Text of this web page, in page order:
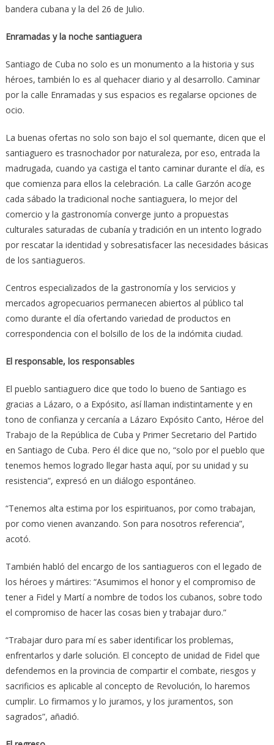
bandera cubana y la del 26 de Julio.
Enramadas y la noche santiaguera
Santiago de Cuba no solo es un monumento a la historia y sus
héroes, también lo es al quehacer diario y al desarrollo. Caminar
por la calle Enramadas y sus espacios es regalarse opciones de
ocio.
La buenas ofertas no solo son bajo el sol quemante, dicen que el
santiaguero es trasnochador por naturaleza, por eso, entrada la
madrugada, cuando ya castiga el tanto caminar durante el día, es
que comienza para ellos la celebración. La calle Garzón acoge
cada sábado la tradicional noche santiaguera, lo mejor del
comercio y la gastronomía converge junto a propuestas
culturales saturadas de cubanía y tradición en un intento logrado
por rescatar la identidad y sobresatisfacer las necesidades básicas
de los santiagueros.
Centros especializados de la gastronomía y los servicios y
mercados agropecuarios permanecen abiertos al público tal
como durante el día ofertando variedad de productos en
correspondencia con el bolsillo de los de la indómita ciudad.
El responsable, los responsables
El pueblo santiaguero dice que todo lo bueno de Santiago es
gracias a Lázaro, o a Expósito, así llaman indistintamente y en
tono de confianza y cercanía a Lázaro Expósito Canto, Héroe del
Trabajo de la República de Cuba y Primer Secretario del Partido
en Santiago de Cuba. Pero él dice que no, “solo por el pueblo que
tenemos hemos logrado llegar hasta aquí, por su unidad y su
resistencia”, expresó en un diálogo espontáneo.
“Tenemos alta estima por los espirituanos, por como trabajan,
por como vienen avanzando. Son para nosotros referencia”,
acotó.
También habló del encargo de los santiagueros con el legado de
los héroes y mártires: “Asumimos el honor y el compromiso de
tener a Fidel y Martí a nombre de todos los cubanos, sobre todo
el compromiso de hacer las cosas bien y trabajar duro.”
“Trabajar duro para mí es saber identificar los problemas,
enfrentarlos y darle solución. El concepto de unidad de Fidel que
defendemos en la provincia de compartir el combate, riesgos y
sacrificios es aplicable al concepto de Revolución, lo haremos
cumplir. Lo firmamos y lo juramos, y los juramentos, son
sagrados”, añadió.